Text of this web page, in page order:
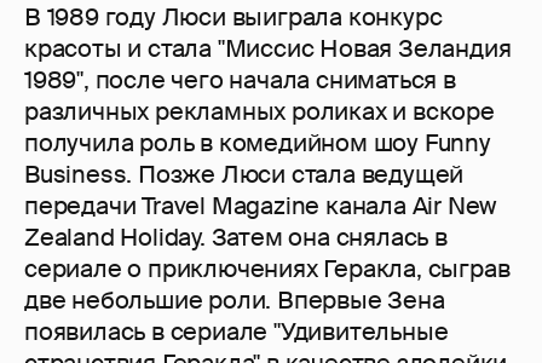
В 1989 году Люси выиграла конкурс
красоты и стала "Миссис Новая Зеландия
1989", после чего начала сниматься в
различных рекламных роликах и вскоре
получила роль в комедийном шоу Funny
Business. Позже Люси стала ведущей
передачи Travel Magazine канала Air New
Zealand Holiday. Затем она снялась в
сериале о приключениях Геракла, сыграв
две небольшие роли. Впервые Зена
появилась в сериале "Удивительные